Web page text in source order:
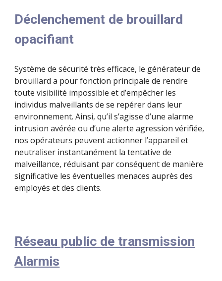
Déclenchement de brouillard
opacifiant
Système de sécurité très efficace, le générateur de
brouillard a pour fonction principale de rendre
toute visibilité impossible et d’empêcher les
individus malveillants de se repérer dans leur
environnement. Ainsi, qu’il s’agisse d’une alarme
intrusion avérée ou d’une alerte agression vérifiée,
nos opérateurs peuvent actionner l’appareil et
neutraliser instantanément la tentative de
malveillance, réduisant par conséquent de manière
significative les éventuelles menaces auprès des
employés et des clients.
Réseau public de transmission
Alarmis